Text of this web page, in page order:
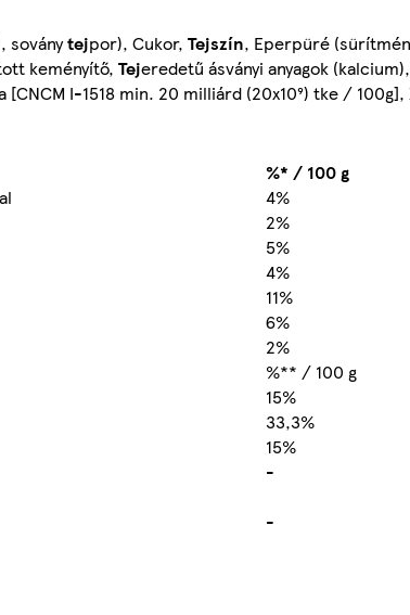
, soványtejpor), Cukor, Tejszín, Eperpüré
keményítő, Tejeredetű ásványi anyagok
I-1518 min. 20 milliárd (20x10⁹) tke /
%* / 100 g
4%
2%
5%
4%
11%
6%
2%
%** / 100 g
15%
33,3%
15%
-
-